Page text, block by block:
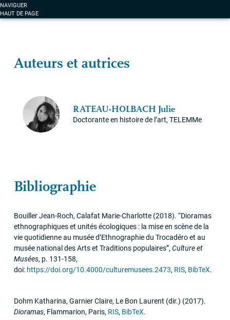
NAVIGUER
HAUT DE PAGE
Auteurs et autrices
RATEAU-HOLBACH Julie
Doctorante en histoire de l’art, TELEMMe
Bibliographie
Bouiller Jean-Roch, Calafat Marie-Charlotte (2018). “Dioramas
ethnographiques et unités écologiques : la mise en scène de la
vie quotidienne au musée d’Ethnographie du Trocadéro et au
musée national des Arts et Traditions populaires”, Culture et
Musées, p. 131-158,
doi: https://doi.org/10.4000/culturemusees.2473, RIS, BibTeX.
Dohm Katharina, Garnier Claire, Le Bon Laurent (dir.) (2017).
Dioramas, Flammarion, Paris, RIS, BibTeX.